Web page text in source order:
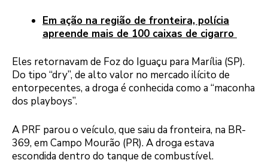
Em ação na região de fronteira, polícia
apreende mais de 100 caixas de cigarro
Eles retornavam de Foz do Iguaçu para Marília (SP).
Do tipo “dry”, de alto valor no mercado ilícito de
entorpecentes, a droga é conhecida como a “maconha
dos playboys”.
A PRF parou o veículo, que saiu da fronteira, na BR-
369, em Campo Mourão (PR). A droga estava
escondida dentro do tanque de combustível.